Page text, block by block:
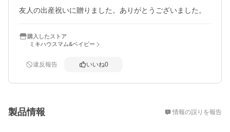
友人の出産祝いに贈りました。ありがとうございました。
購入したストア
ミキハウスマム&ベイビー
違反報告 いいね0
製品情報 情報の誤りを報告